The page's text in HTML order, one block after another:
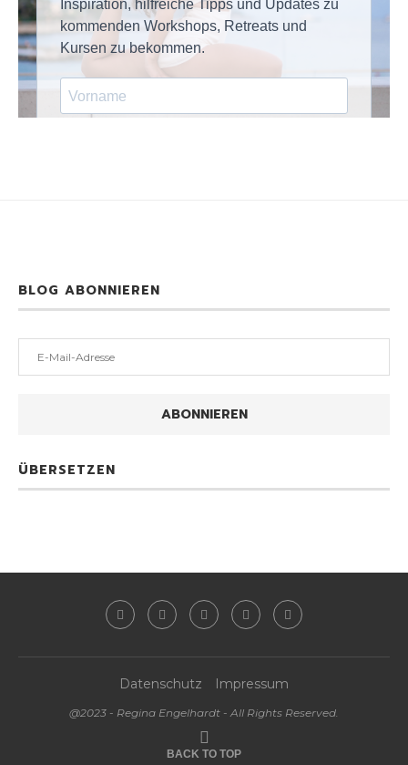
BLOG ABONNIEREN
Mail-
ABONNIEREN
ÜBERSETZEN
Datenschutz Impressum
@2023 - Regina Engelhardt - All Rights Reserved.
BACK TO TOP